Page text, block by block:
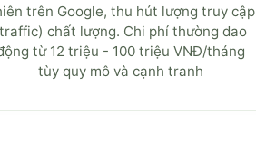
trên Google, thu hút lượng truy cập
chất lượng. Chi phí thường dao
từ 12 triệu - 100 triệu VNĐ/tháng
tùy quy mô và cạnh tranh